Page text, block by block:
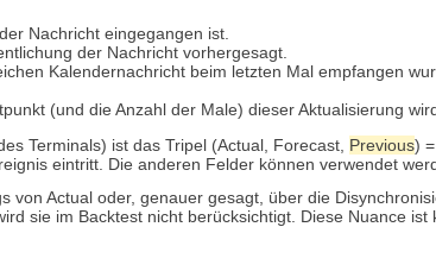
Nachricht eingegangen ist.
der Nachricht vorhergesagt.
Kalendernachricht beim letzten Mal empfangen
(und die Anzahl der Male) dieser Aktualisierung
Terminals) ist das Tripel (Actual, Forecast, Previous)
eintritt. Die anderen Felder können verwendet
von Actual oder, genauer gesagt, über die
sie im Backtest nicht berücksichtigt. Diese Nuance ist